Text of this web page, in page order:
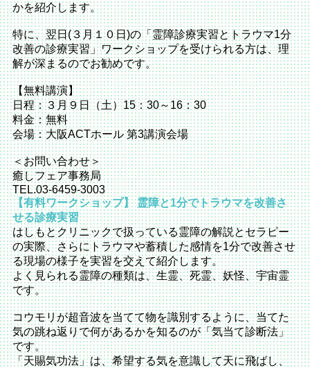
かを紹介します。
特に、翌日(３月１０日)の「霊障診療実習とトラウマ1分
改善の診療実習」ワークショップを受けられる方は、理
解が深まるのでお勧めです。
【無料講演】
日程：３月９日（土）15：30～16：30
料金：無料
会場：大阪ACTホール 第3講演会場
＜お問い合わせ＞
癒しフェア事務局
TEL.03-6459-3003
【有料ワークショップ】 霊障と1分でトラウマを改善さ
せる診療実習
はしもとクリニックで扱っている霊障の解説とセラピー
の実際、さらにトラウマや蓄積した感情を1分で改善させ
る現場の様子を実習を交えて紹介します。
よく見られる霊障の種類は、生霊、死霊、妖怪、宇宙霊
です。
コウモリが超音波を当てて物を識別するように、当てた
気の跳ね返りで何があるかを知るのが「気当て診断法」
です。
「天賜気功法」は、希望する気を意識して天に飛ばし、